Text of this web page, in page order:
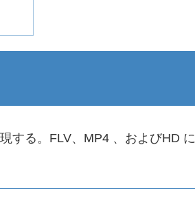
する。FLV、MP4 、およびHD に